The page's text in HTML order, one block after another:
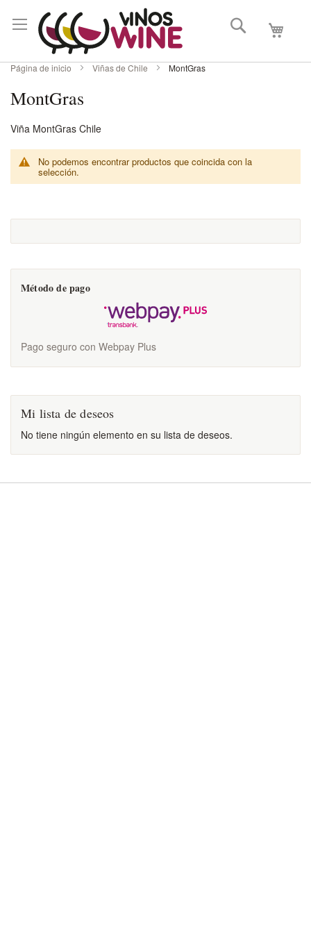
Mi
Buscar
Página de inicio Viñas de Chile MontGras
MontGras
Viña MontGras Chile
No podemos encontrar productos que coincida con la
selección.
Método de pago
Pago seguro con Webpay Plus
Mi lista de deseos
No tiene ningún elemento en su lista de deseos.